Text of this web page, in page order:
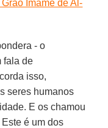
Imame de Al-
- o
fala de
isso,
seres humanos
E os chamou
é um dos